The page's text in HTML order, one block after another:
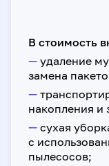
В стоимость
— удаление
замена
—
накопления и
— сухая
с
пылесосов;